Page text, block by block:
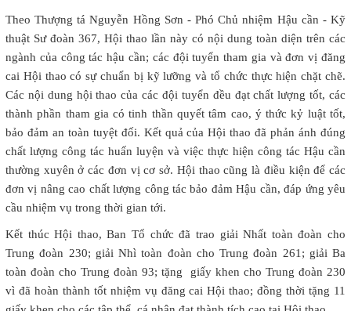
Theo Thượng tá Nguyễn Hồng Sơn - Phó Chủ nhiệm Hậu cần - Kỹ
thuật Sư đoàn 367, Hội thao lần này có nội dung toàn diện trên các
ngành của công tác hậu cần; các đội tuyển tham gia và đơn vị đăng
cai Hội thao có sự chuẩn bị kỹ lưỡng và tổ chức thực hiện chặt chẽ.
Các nội dung hội thao của các đội tuyển đều đạt chất lượng tốt, các
thành phần tham gia có tinh thần quyết tâm cao, ý thức kỷ luật tốt,
bảo đảm an toàn tuyệt đối. Kết quả của Hội thao đã phản ánh đúng
chất lượng công tác huấn luyện và việc thực hiện công tác Hậu cần
thường xuyên ở các đơn vị cơ sở. Hội thao cũng là điều kiện để các
đơn vị nâng cao chất lượng công tác bảo đảm Hậu cần, đáp ứng yêu
cầu nhiệm vụ trong thời gian tới.
Kết thúc Hội thao, Ban Tổ chức đã trao giải Nhất toàn đoàn cho
Trung đoàn 230; giải Nhì toàn đoàn cho Trung đoàn 261; giải Ba
toàn đoàn cho Trung đoàn 93; tặng giấy khen cho Trung đoàn 230
vì đã hoàn thành tốt nhiệm vụ đăng cai Hội thao; đồng thời tặng 11